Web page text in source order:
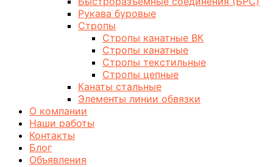
Рукава буровые
Стропы
Стропы канатные ВК
Стропы канатные
Стропы текстильные
Стропы цепные
Канаты стальные
Элементы линии обвязки
О компании
Наши работы
Контакты
Блог
Объявления